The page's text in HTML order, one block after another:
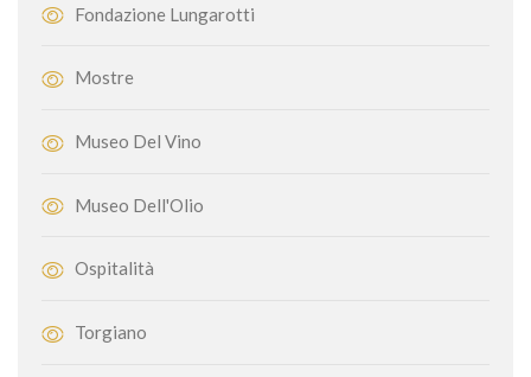
Fondazione Lungarotti
Mostre
Museo Del Vino
Museo Dell'Olio
Ospitalità
Torgiano